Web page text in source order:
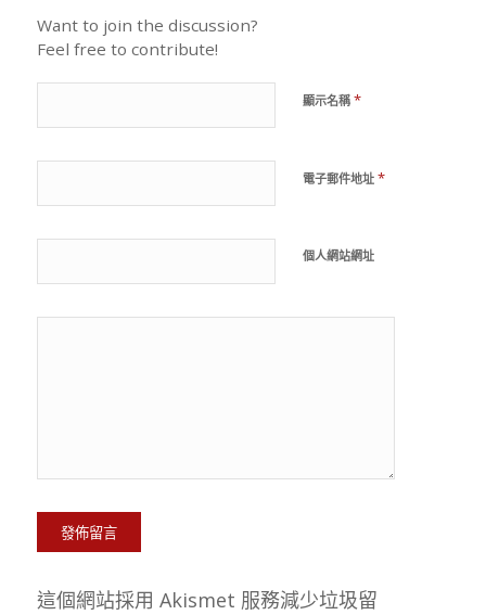
Want to join the discussion?
Feel free to contribute!
顯示名稱 *
電子郵件地址 *
個人網站網址
這個網站採用 Akismet 服務減少垃圾留